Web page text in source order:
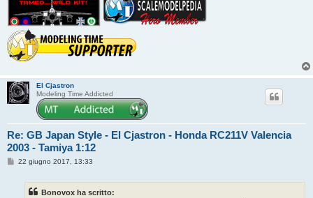
El Cjastron
Modeling Time Addicted
Re: GB Japan Style - El Cjastron - Honda RC211V Valencia
2003 - Tamiya 1:12
M22 giugno 2017, 13:33
Bonovox ha scritto: